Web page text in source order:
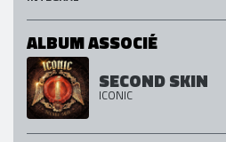
ALBUM ASSOCIÉ
SECOND SKIN
ICONIC